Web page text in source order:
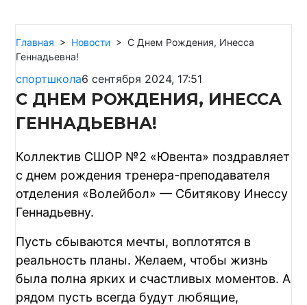
Главная > Новости >С Днем Рождения, Инесса
Геннадьевна!
спортшкола6 сентября 2024, 17:51
С ДНЕМ РОЖДЕНИЯ, ИНЕССА
ГЕННАДЬЕВНА!
Коллектив СШОР №2 «Ювента» поздравляет
с днем рождения тренера-преподавателя
отделения «Волейбол» — Сбитякову Инессу
Геннадьевну.
Пусть сбываются мечты, воплотятся в
реальность планы. Желаем, чтобы жизнь
была полна ярких и счастливых моментов. А
рядом пусть всегда будут любящие,